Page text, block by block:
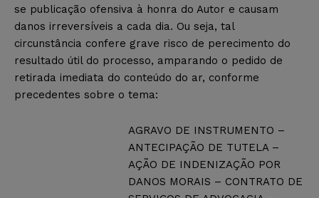
se publicação ofensiva à honra do Autor e causam
danos irreversíveis a cada dia. Ou seja, tal
circunstância confere grave risco de perecimento do
resultado útil do processo, amparando o pedido de
retirada imediata do conteúdo do ar, conforme
precedentes sobre o tema:
AGRAVO DE INSTRUMENTO –
ANTECIPAÇÃO DE TUTELA –
AÇÃO DE INDENIZAÇÃO POR
DANOS MORAIS – CONTRATO DE